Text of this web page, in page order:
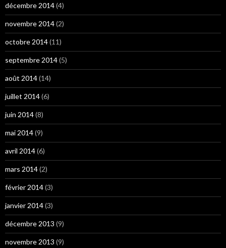
décembre 2014(4)
novembre 2014(2)
octobre 2014(11)
septembre 2014(5)
août 2014(14)
juillet 2014(6)
juin 2014(8)
mai 2014(9)
avril 2014(6)
mars 2014(2)
février 2014(3)
janvier 2014(3)
décembre 2013 (9)
novembre 2013 (9)